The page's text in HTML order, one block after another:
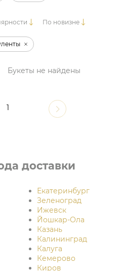
По новизне
Букеты не найдены
1
доставки
Екатеринбург
Зеленоград
Ижевск
Йошкар-Ола
Казань
Калининград
Калуга
Кемерово
Киров